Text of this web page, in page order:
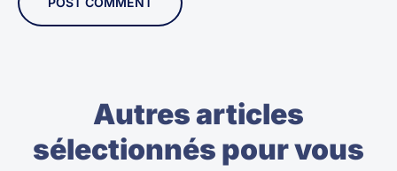
Autres articles
sélectionnés pour vous